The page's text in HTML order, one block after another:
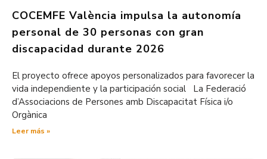
COCEMFE València impulsa la autonomía
personal de 30 personas con gran
discapacidad durante 2026
El proyecto ofrece apoyos personalizados para favorecer la
vida independiente y la participación social La Federació
d’Associacions de Persones amb Discapacitat Física i/o
Orgànica
Leer más »